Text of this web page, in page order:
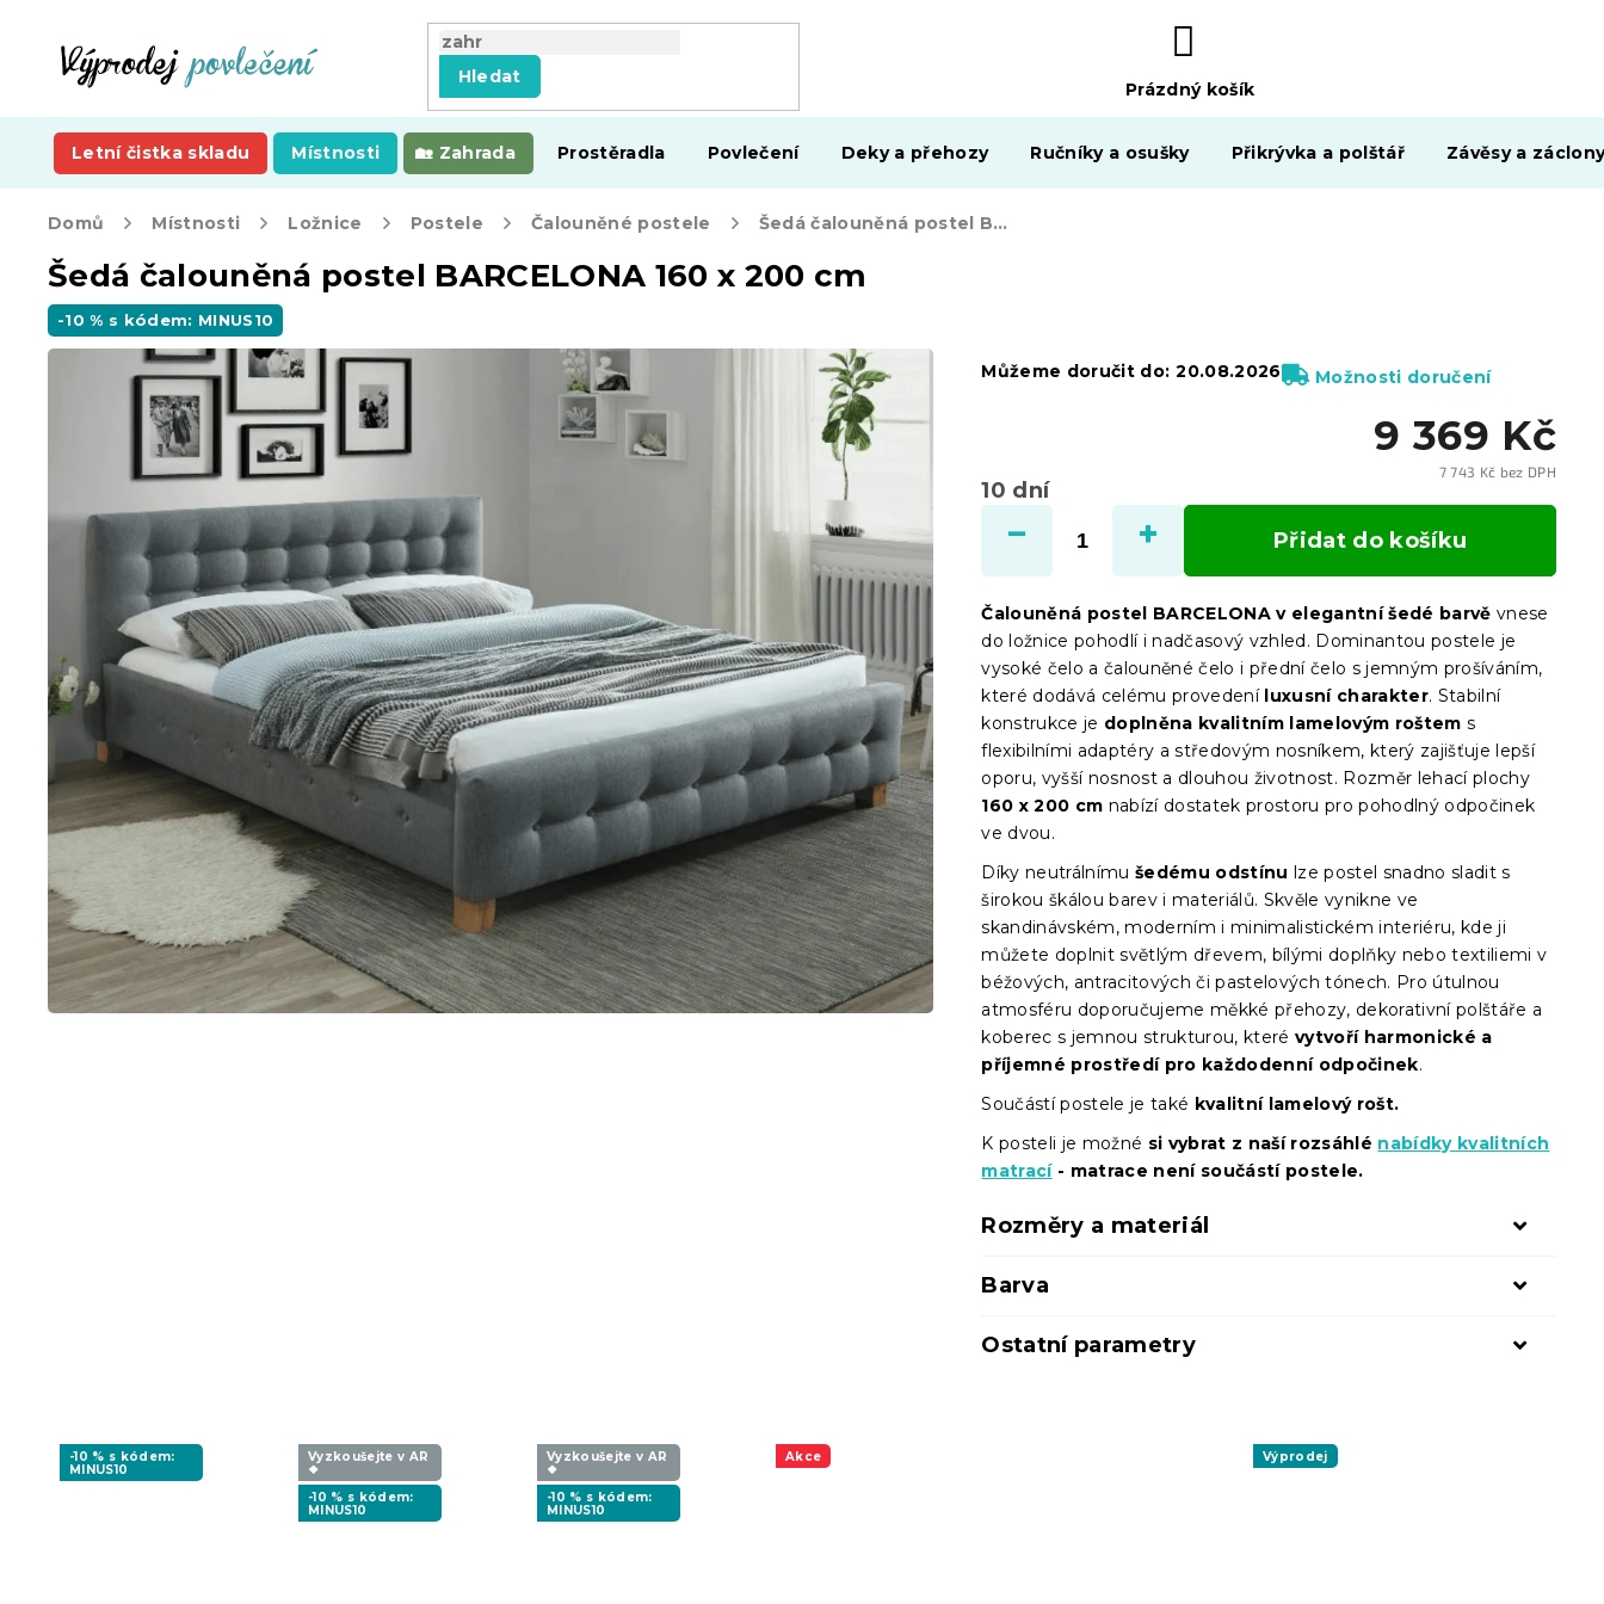
Hledat
NÁKUPNÍ
KOŠÍK
Prázdný košík
Letní čistka skladu Místnosti Zahrada Prostěradla Povlečení Deky a přehozy Ručníky a osušky Přikrývka a polštář Závěsy a
Domů Místnosti Ložnice Postele Čalouněné postele Šedá čalouněná postel BARCELONA 160 x 200 cm
Šedá čalouněná postel BARCELONA 160 x 200 cm
-10 % s kódem: MINUS10
9 369 Kč
7 743 Kč bez DPH
cena:
10 dní
Můžeme doručit do: 20.08.2026 Možnosti doručení
Přidat do košíku
Čalouněná postel BARCELONA v elegantní šedé barvě vnese
do ložnice pohodlí i nadčasový vzhled. Dominantou postele je
vysoké čelo a čalouněné čelo i přední čelo s jemným prošíváním,
které dodává celému provedení luxusní charakter. Stabilní
konstrukce je doplněna kvalitním lamelovým roštem s
flexibilními adaptéry a středovým nosníkem, který zajišťuje lepší
oporu, vyšší nosnost a dlouhou životnost. Rozměr lehací plochy
160 x 200 cm nabízí dostatek prostoru pro pohodlný odpočinek
ve dvou.
Díky neutrálnímušedému odstínu lze postel snadno sladit s
širokou škálou barev i materiálů. Skvěle vynikne ve
skandinávském, moderním i minimalistickém interiéru, kde ji
můžete doplnit světlým dřevem, bílými doplňky nebo textiliemi v
béžových, antracitových či pastelových tónech. Pro útulnou
atmosféru doporučujeme měkké přehozy, dekorativní polštáře a
koberec s jemnou strukturou, kterévytvoří harmonické a
příjemné prostředí pro každodenní odpočinek.
Součástí postele je také kvalitní lamelový rošt.
K posteli je možné si vybrat z naší rozsáhlé nabídky kvalitních
matrací- matrace není součástí postele.
Rozměry a materiál
Barva
Ostatní parametry
-10 % s kódem:
MINUS10
Vyzkoušejte v AR
❖
-10 % s kódem:
MINUS10
Vyzkoušejte v AR
❖
-10 % s kódem:
MINUS10
Akce Výprodej